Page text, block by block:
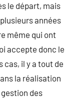
le départ, mais
années
même qui ont
accepte donc le
cas, il y a tout de
la réalisation
des